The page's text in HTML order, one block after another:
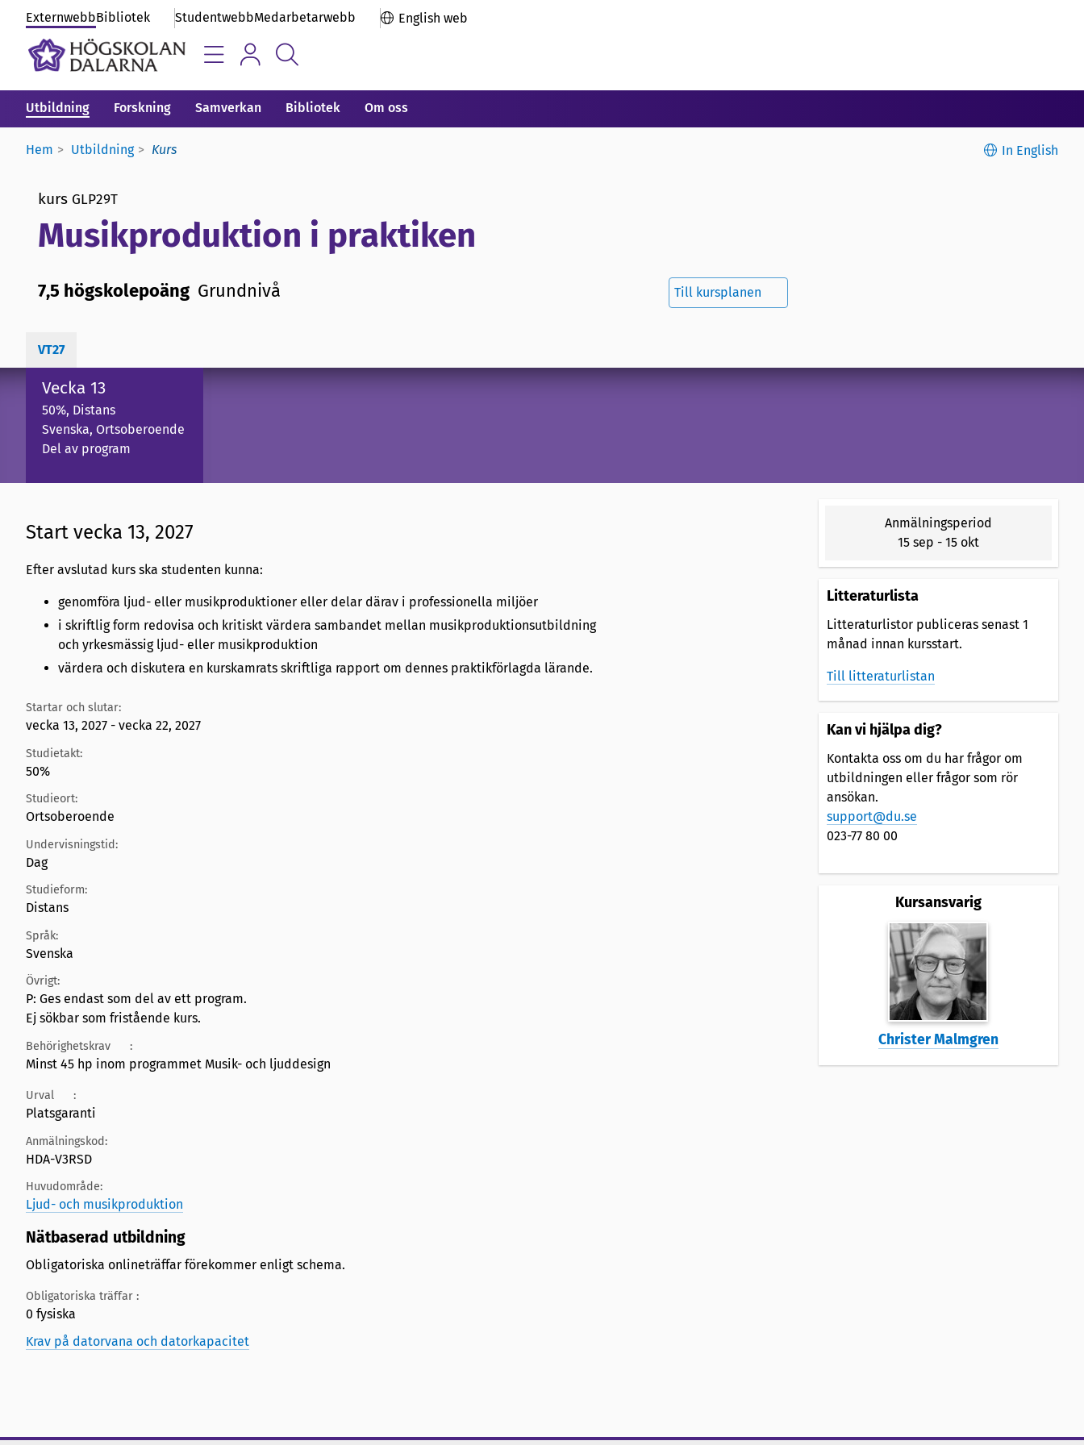
ExternwebbBibliotek StudentwebbMedarbetarwebb English web
Utbildning Forskning Samverkan Bibliotek Om oss
Hem Utbildning Kurs In English
kurs GLP29T
Musikproduktion i praktiken
7,5 högskolepoäng Grundnivå Till kursplanen
VT27
Vecka 13
50%, Distans
Svenska, Ortsoberoende
Del av program
Start vecka 13, 2027
Efter avslutad kurs ska studenten kunna:
genomföra ljud- eller musikproduktioner eller delar därav i professionella miljöer
i skriftlig form redovisa och kritiskt värdera sambandet mellan musikproduktionsutbildning
och yrkesmässig ljud- eller musikproduktion
värdera och diskutera en kurskamrats skriftliga rapport om dennes praktikförlagda lärande.
Startar och slutar:
vecka 13, 2027 - vecka 22, 2027
Studietakt:
50%
Studieort:
Ortsoberoende
Undervisningstid:
Dag
Studieform:
Distans
Språk:
Svenska
Övrigt:
P: Ges endast som del av ett program.
Ej sökbar som fristående kurs.
Behörighetskrav :
Minst 45 hp inom programmet Musik- och ljuddesign
Urval :
Platsgaranti
Anmälningskod:
HDA-V3RSD
Huvudområde:
Ljud- och musikproduktion
Nätbaserad utbildning
Obligatoriska onlineträffar förekommer enligt schema.
Obligatoriska träffar :
0 fysiska
Krav på datorvana och datorkapacitet
Anmälningsperiod
15 sep - 15 okt
Litteraturlista
Litteraturlistor publiceras senast 1
månad innan kursstart.
Till litteraturlistan
Kan vi hjälpa dig?
Kontakta oss om du har frågor om
utbildningen eller frågor som rör
ansökan.
support@du.se
023-77 80 00
Kursansvarig
Christer Malmgren